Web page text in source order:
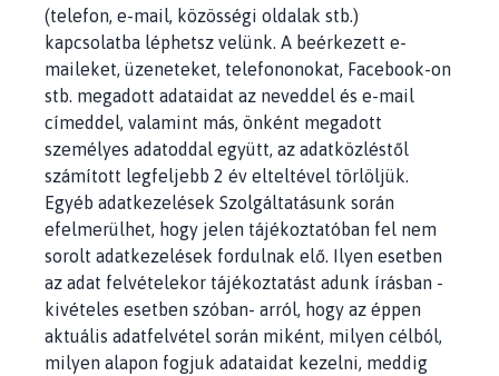
(telefon, e-mail, közösségi oldalak stb.)
kapcsolatba léphetsz velünk. A beérkezett e-
maileket, üzeneteket, telefononokat, Facebook-on
stb. megadott adataidat az neveddel és e-mail
címeddel, valamint más, önként megadott
személyes adatoddal együtt, az adatközléstől
számított legfeljebb 2 év elteltével törlöljük.
Egyéb adatkezelések Szolgáltatásunk során
efelmerülhet, hogy jelen tájékoztatóban fel nem
sorolt adatkezelések fordulnak elő. Ilyen esetben
az adat felvételekor tájékoztatást adunk írásban -
kivételes esetben szóban- arról, hogy az éppen
aktuális adatfelvétel során miként, milyen célból,
milyen alapon fogjuk adataidat kezelni, meddig